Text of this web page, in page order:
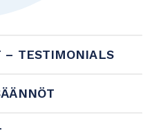
– TESTIMONIALS